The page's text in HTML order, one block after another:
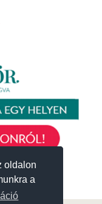
oldalon
a
oldalon
a